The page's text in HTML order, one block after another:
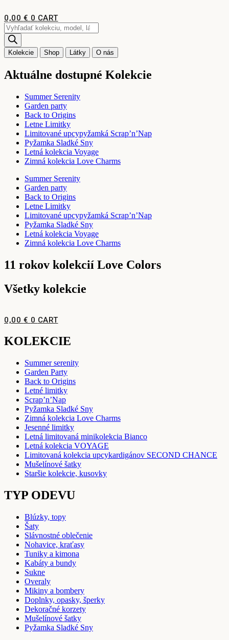
na
obsah
0,00 € 0 CART
Products
search
Kolekcie Shop Látky O nás
Aktuálne dostupné Kolekcie
Summer Serenity
Garden party
Back to Origins
Letne Limitky
Limitované upcypyžamká Scrap’n’Nap
Pyžamka Sladké Sny
Letná kolekcia Voyage
Zimná kolekcia Love Charms
Summer Serenity
Garden party
Back to Origins
Letne Limitky
Limitované upcypyžamká Scrap’n’Nap
Pyžamka Sladké Sny
Letná kolekcia Voyage
Zimná kolekcia Love Charms
11 rokov kolekcií Love Colors
Všetky kolekcie
0,00 € 0 CART
KOLEKCIE
Summer serenity
Garden Party
Back to Origins
Letné limitky
Scrap’n’Nap
Pyžamka Sladké Sny
Zimná kolekcia Love Charms
Jesenné limitky
Letná limitovaná minikolekcia Bianco
Letná kolekcia VOYAGE
Limitovaná kolekcia upcykardigánov SECOND CHANCE
Mušelínové šatky
Staršie kolekcie, kusovky
TYP ODEVU
Blúzky, topy
Šaty
Slávnostné oblečenie
Nohavice, kraťasy
Tuniky a kimona
Kabáty a bundy
Sukne
Overaly
Mikiny a bombery
Doplnky, opasky, šperky
Dekoračné korzety
Mušelínové šatky
Pyžamka Sladké Sny